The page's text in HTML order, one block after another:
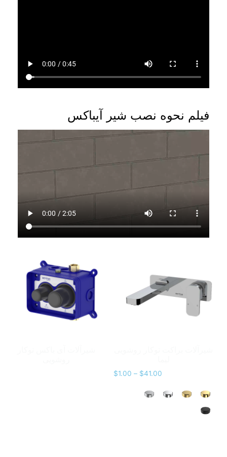
فیلم نحوه نصب شیر آیباکس
$1.00 – $41.00